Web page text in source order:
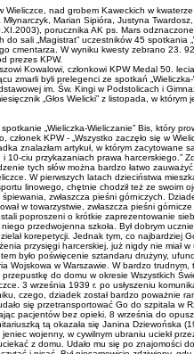
nad grobem Kaweckich w
Marian Sipióra, Justyna
porucznika AK ps. Mars
do sali „Magistrat” uczestników 45
cmentarza. W wyniku kwesty zebrano 23.
prezes KPW.
Kowalowi, członkowi KPW Medal 50.
zmarli byli prelegenci ze spotkań
im. Św. Kingi w Podstolicach i
„Głos Wielicki” z listopada, w
„Wieliczka-Wieliczanie” Bis, który
KPW - „Wszystko zaczęło się w
znalazłam artykuł, w którym zacytowane
ciu przykazaniach prawa harcerskiego.”
tych słów można bardzo łatwo
Go koledzy. Jednak od złożenia przysięgi harcerskiej, już nigdy nie miał w ustach papierosa. Co roku brał udział w obozach harcerskich oraz różnych akcjach organizowanych przez harcerzy. Miał dużą satysfakcję, gdy jako drużynowy zorganizował jubileusz 10-lecia drużyny, którego kulminacyjnym momentem było poświęcenie sztandaru drużyny, ufundowanego ze środków zarobionych przez harcerzy. Jak wspominał przez całe życie miał w pamięci 10 Przykazań Prawa Harcerskiego oraz 10 Przykazań Bożych. Po maturze wybrał studia na bardzo prestiżowym kierunku: Inżynieria Wojskowa w Warszawie. W bardzo trudnym, trzydniowym egzaminie uzyskał 6 lokatę na kilkuset kandydatów, co dało mu miejsce na wymarzonych studiach. We wrześniu 1937 r. rozpoczął przeszkolenie rekruckie w Modlinie, skąd w nagrodę za dobre wyniki w strzelaniu, uzyskał przepustkę do domu w okresie Wszystkich Świętych. Wtedy postanowił zrezygnować z kariery wojskowej, odbył, więc roczną służbę wojskową w Podchorążówce Saperów Rezerwy, by od 1938 r. podjąć studia na AGH. Wybuch wojny zastał dziadka w domu rodzinnym w Wieliczce. 3 września 1939 r. po usłyszeniu komunikatu radiowego o powszechnej mobilizacji, udał się w drogę do Przemyśla, gdzie miał przydział do Pułku Saperów. Nad ranem 4 września, pociąg wojskowy, którym jechał, został zbombardowany przez samolot niemiecki, w wyniku, czego, dziadek został bardzo poważnie ranny. Pierwszy pocisk przebił skroń, trzy trafiły w plecy, w tym jeden w kręgosłup, piąty pocisk przestrzelił rękę, powyżej łokcia. Dodatkowo został trafiony czterema odłamkami bomby. Dopiero po kilkunastu godzinach od zdarzenia udało się